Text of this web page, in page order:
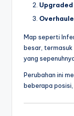
Upgraded
Map seperti
besar,
yang
Perubahan ini
beberapa